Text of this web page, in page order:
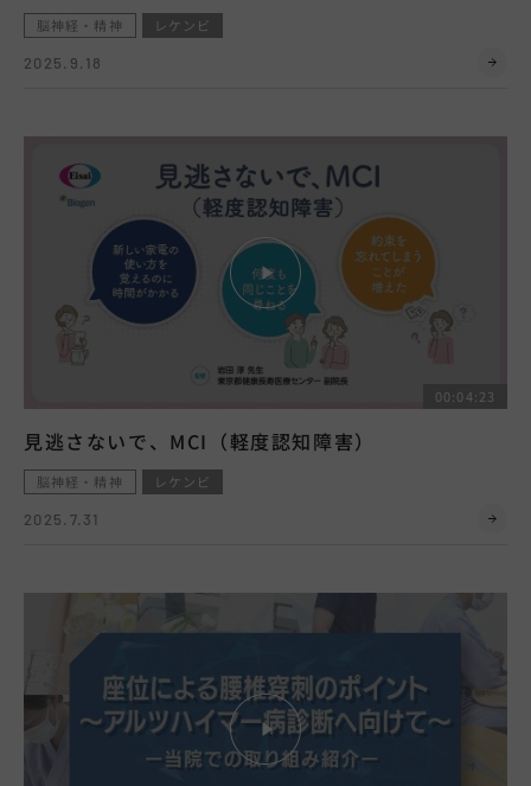
脳神経・精神
レケンビ
2025.9.18
00:04:23
見逃さないで、MCI（軽度認知障害）
脳神経・精神
レケンビ
2025.7.31